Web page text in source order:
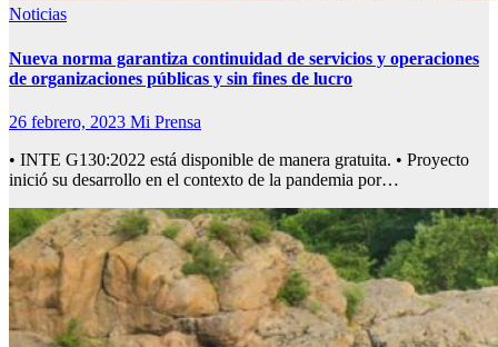
Noticias
Nueva norma garantiza continuidad de servicios y operaciones
de organizaciones públicas y sin fines de lucro
26 febrero, 2023 Mi Prensa
• INTE G130:2022 está disponible de manera gratuita. • Proyecto
inició su desarrollo en el contexto de la pandemia por…